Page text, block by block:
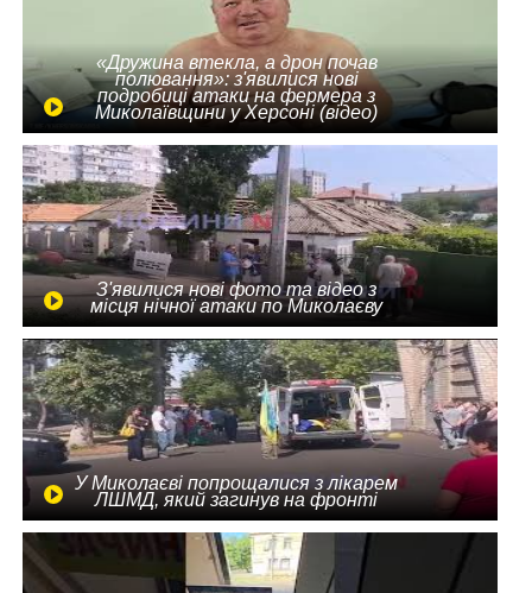
«Дружина втекла, а дрон почав
полювання»: з'явилися нові
подробиці атаки на фермера з
Миколаївщини у Херсоні (відео)
З'явилися нові фото та відео з
місця нічної атаки по Миколаєву
У Миколаєві попрощалися з лікарем
ЛШМД, який загинув на фронті